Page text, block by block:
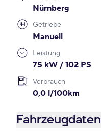
Nürnberg
Getriebe
Manuell
Leistung
75 kW / 102 PS
Verbrauch
0,0 l/100km
Fahrzeugdaten